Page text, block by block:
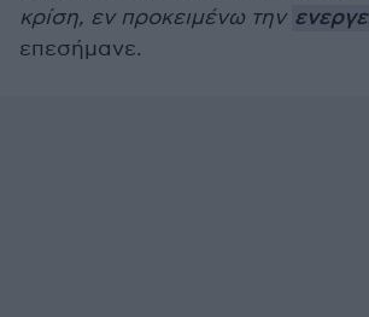
κρίση, εν προκειμένω την
επεσήμανε.